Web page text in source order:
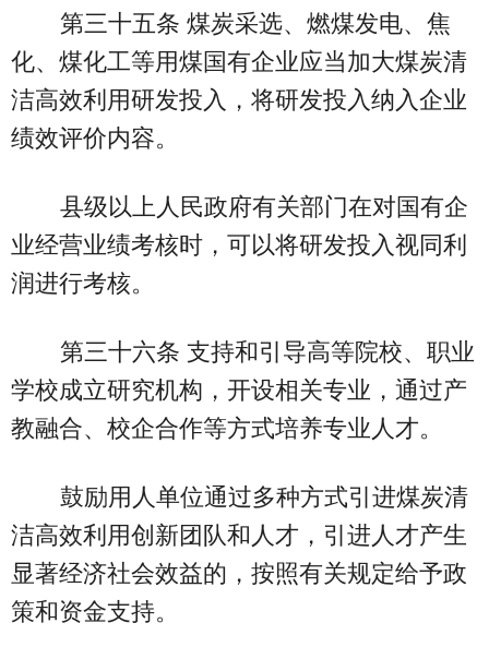
第三十五条 煤炭采选、燃煤发电、焦
化、煤化工等用煤国有企业应当加大煤炭清
洁高效利用研发投入，将研发投入纳入企业
绩效评价内容。
县级以上人民政府有关部门在对国有企
业经营业绩考核时，可以将研发投入视同利
润进行考核。
第三十六条 支持和引导高等院校、职业
学校成立研究机构，开设相关专业，通过产
教融合、校企合作等方式培养专业人才。
鼓励用人单位通过多种方式引进煤炭清
洁高效利用创新团队和人才，引进人才产生
显著经济社会效益的，按照有关规定给予政
策和资金支持。